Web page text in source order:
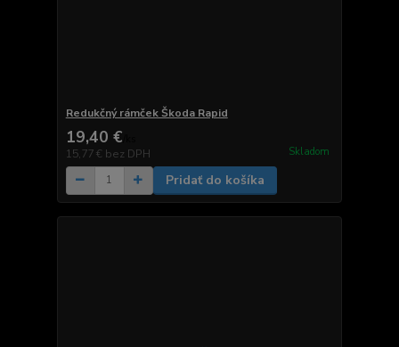
Redukčný rámček Škoda Rapid
19,40 €
15,77 € bez DPH Skladom
Pridať do košíka